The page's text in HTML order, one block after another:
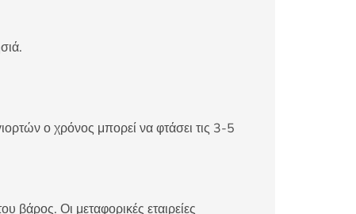
ο χρόνος μπορεί να φτάσει τις 3-5
βάρος. Οι μεταφορικές εταιρείες